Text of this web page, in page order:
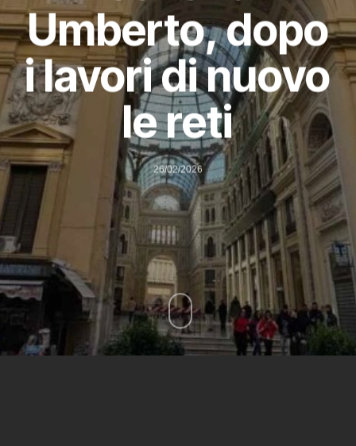
Umberto, dopo
i lavori di nuovo
le reti
26/02/2026